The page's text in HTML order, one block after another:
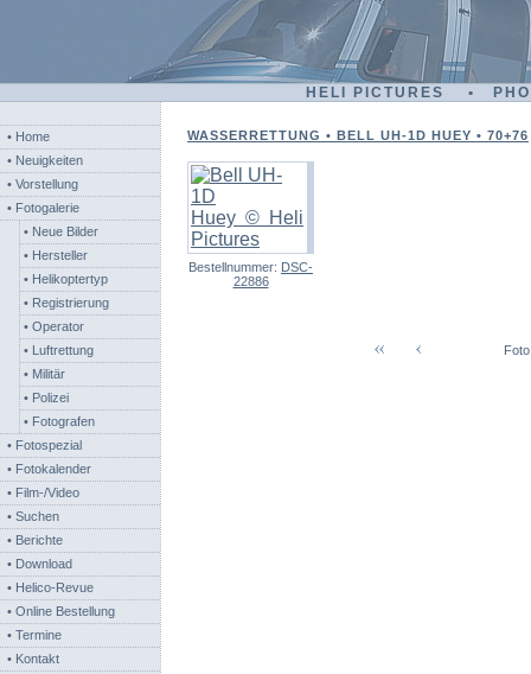
HELI PICTURES •
• Home
• Neuigkeiten
• Vorstellung
• Fotogalerie
• Neue Bilder
• Hersteller
• Helikoptertyp
• Registrierung
• Operator
• Luftrettung
• Militär
• Polizei
• Fotografen
• Fotospezial
• Fotokalender
• Film-/Video
• Suchen
• Berichte
• Download
• Helico-Revue
• Online Bestellung
• Termine
• Kontakt
WASSERRETTUNG • BELL UH-1D HUEY • 70+76
Bestellnummer: DSC-
22886